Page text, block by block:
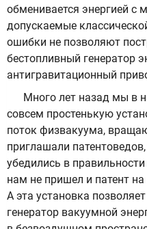
обменивается энергией с
допускаемые
ошибки не позволяют
бестопливный генератор
антигравитационный
Много лет назад мы в
совсем простенькую
поток физвакуума,
приглашали
убедились в
нам не пришел и патент
А эта установка
генератор вакуумной